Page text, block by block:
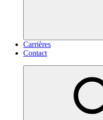
Carrières
Contact